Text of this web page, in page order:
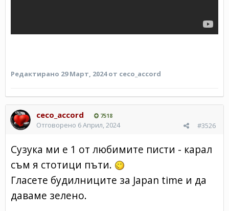
Редактирано 29 Март, 2024от ceco_accord
ceco_accord 7518
#3526
Отговорено 6 Април, 2024
Сузука ми е 1 от любимите писти - карал
съм я стотици пъти.
Гласете будилниците за Japan time и да
даваме зелено.